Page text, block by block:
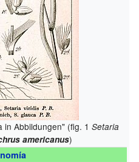
in Abbildungen" (fig. 1Setaria
americanus)